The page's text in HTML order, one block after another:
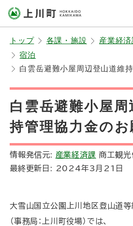
北海道上川町
Hokkaido Kamikawa
Twon
トップ 各課・施設 産業経済
宿泊
白雲岳避難小屋周辺登山道維
白雲岳避難小屋周
持管理協力金のお
情報発信元: 産業経済課 商工観光
最終更新日:
2024年3月21日
大雪山国立公園上川地区登山道
（事務局：上川町役場）では、